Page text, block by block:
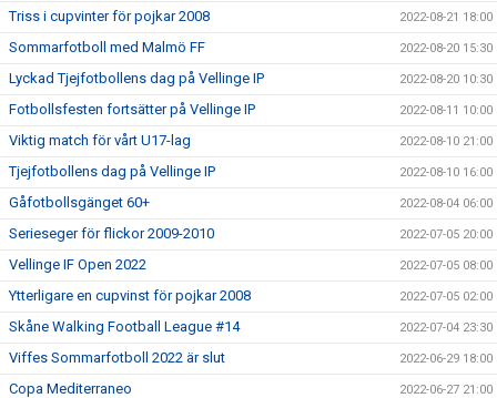
Triss i cupvinter för pojkar 2008 2022-08-21 18:00
Sommarfotboll med Malmö FF 2022-08-20 15:30
Lyckad Tjejfotbollens dag på Vellinge IP 2022-08-20 10:30
Fotbollsfesten fortsätter på Vellinge IP 2022-08-11 10:00
Viktig match för vårt U17-lag 2022-08-10 21:00
Tjejfotbollens dag på Vellinge IP 2022-08-10 16:00
Gåfotbollsgänget 60+ 2022-08-04 06:00
Serieseger för flickor 2009-2010 2022-07-05 20:00
Vellinge IF Open 2022 2022-07-05 08:00
Ytterligare en cupvinst för pojkar 2008 2022-07-05 02:00
Skåne Walking Football League #14 2022-07-04 23:30
Viffes Sommarfotboll 2022 är slut 2022-06-29 18:00
Copa Mediterraneo 2022-06-27 21:00